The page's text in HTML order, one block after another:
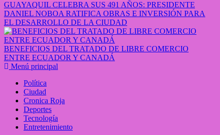
GUAYAQUIL CELEBRA SUS 491 AÑOS: PRESIDENTE
DANIEL NOBOA RATIFICA OBRAS E INVERSIÓN PARA
EL DESARROLLO DE LA CIUDAD
BENEFICIOS DEL TRATADO DE LIBRE COMERCIO
ENTRE ECUADOR Y CANADÁ
Menú principal
Política
Ciudad
Cronica Roja
Deportes
Tecnología
Entretenimiento